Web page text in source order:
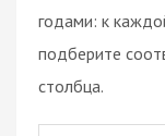
годами: к
подберите
столбца.